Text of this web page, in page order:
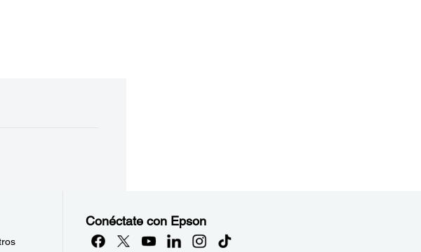
Conéctate con Epson